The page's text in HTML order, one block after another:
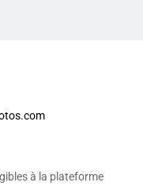
à la plateforme